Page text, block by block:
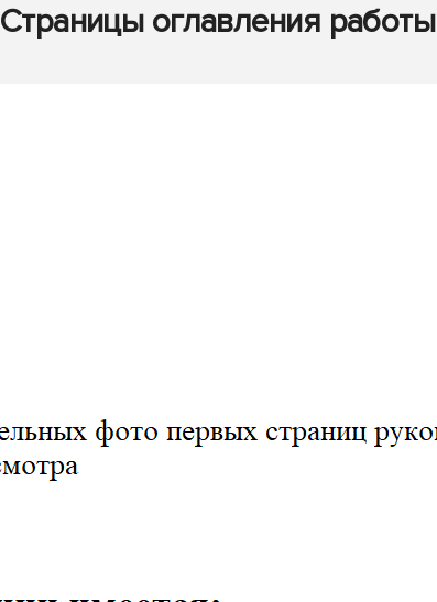
Страницы оглавления работы